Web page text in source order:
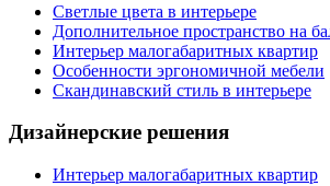
Светлые цвета в интерьере
Дополнительное пространство на
Интерьер малогабаритных квартир
Особенности эргономичной мебели
Скандинавский стиль в интерьере
Дизайнерские решения
Интерьер малогабаритных квартир